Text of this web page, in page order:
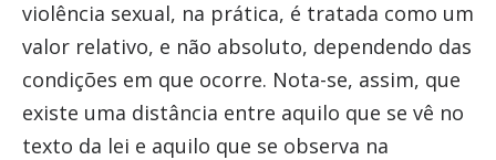
violência sexual, na prática, é tratada como um
valor relativo, e não absoluto, dependendo das
condições em que ocorre. Nota-se, assim, que
existe uma distância entre aquilo que se vê no
texto da lei e aquilo que se observa na